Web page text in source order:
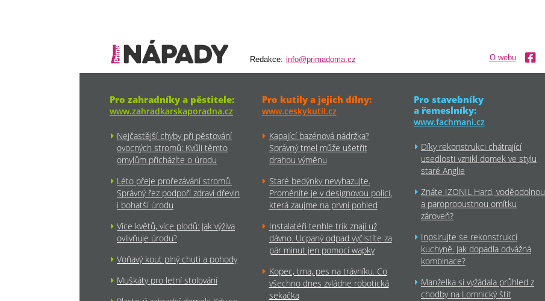
Redakce: info@primadoma.cz O webu
Pro zahradníky a pěstitele:
www.zahradkarskaporadna.cz
Nejčastější chyby při pěstování
ovocných stromů: Kvůli těmto
omylům přicházíte o úrodu
Léto přeje prořezávání stromů.
Správný řez podpoří zdraví dřevin
i bohatší úrodu
Více květů, více plodů: Jak výživa
ovlivňuje úrodu?
Voňavý kout plný chuti a pohody
Muškáty pro letní stolování
Pro kutily a jejich dílny:
www.ceskykutil.cz
Kapající bazénová nádržka?
Správný tmel může ušetřit
drahou výměnu
Staré bedýnky nevyhazujte.
Proměníte je v designovou polici,
která zaujme na první pohled
Instalatéři tenhle trik znají už
dávno. Ucpaný odpad vyčistíte za
pár minut jen pomocí wapky
Kopec, tma, pes na trávníku. Co
všechno dnes zvládne robotická
sekačka
Pro stavebníky
a řemeslníky:
www.fachmani.cz
Díky rekonstrukci chátrající
usedlosti vznikl domek ve stylu
staré Anglie
Znáte IZONIL Hard, voděodolnou
a paropropustnou omítku
zároveň?
Inpsirujte se rekonstrukcí
kuchyně. Jak dopadla odvážná
kombinace?
Manželka si vyžádala průhled z
chodby na Lomnický štít